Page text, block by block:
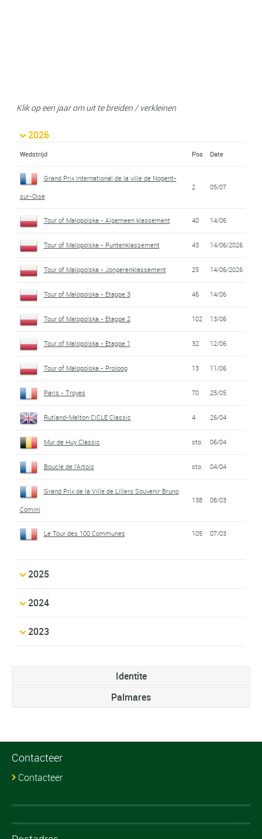
Klik op een jaar om uit te breiden / verkleinen
2026
Wedstrijd Pos Date
Grand Prix International de la ville de Nogent-
sur-Oise
2 05/07
Tour of Malopolska - Algemeen klassement 40 14/06
Tour of Malopolska - Puntenklassement 43 14/06/2026
Tour of Malopolska - Jongerenklassement 25 14/06/2026
Tour of Malopolska - Etappe 3 46 14/06
Tour of Malopolska - Etappe 2 102 13/06
Tour of Malopolska - Etappe 1 32 12/06
Tour of Malopolska - Proloog 13 11/06
Paris - Troyes 70 25/05
Rutland-Melton CiCLE Classic 4 26/04
Mur de Huy Classic sto. 06/04
Boucle de l'Artois sto. 04/04
Grand Prix de la Ville de Lillers Souvenir Bruno
Comini
138 08/03
Le Tour des 100 Communes 105 07/03
2025
2024
2023
Identite
Palmares
Contacteer
Contacteer